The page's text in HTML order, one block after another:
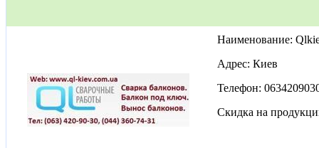
Наименование:
Адрес: Киев
Телефон:
Скидка на